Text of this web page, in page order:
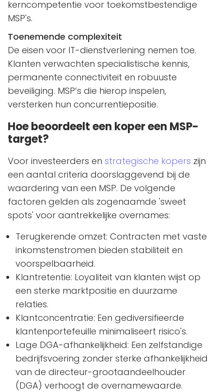
kerncompetentie voor toekomstbestendige
MSP's.
Toenemende complexiteit
De eisen voor IT-dienstverlening nemen toe.
Klanten verwachten specialistische kennis,
permanente connectiviteit en robuuste
beveiliging. MSP’s die hierop inspelen,
versterken hun concurrentiepositie.
Hoe beoordeelt een koper een MSP-
target?
Voor investeerders en strategische kopers zijn
een aantal criteria doorslaggevend bij de
waardering van een MSP. De volgende
factoren gelden als zogenaamde 'sweet
spots' voor aantrekkelijke overnames:
Terugkerende omzet: Contracten met vaste
inkomstenstromen bieden stabiliteit en
voorspelbaarheid.
Klantretentie: Loyaliteit van klanten wijst op
een sterke marktpositie en duurzame
relaties.
Klantconcentratie: Een gediversifieerde
klantenportefeuille minimaliseert risico's.
Lage DGA-afhankelijkheid: Een zelfstandige
bedrijfsvoering zonder sterke afhankelijkheid
van de directeur-grootaandeelhouder
(DGA) verhoogt de overnamewaarde.